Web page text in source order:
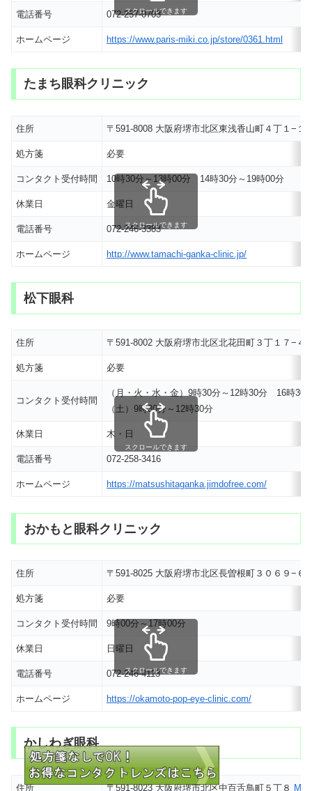
電話番号 072-257-0703
ホームページ https://www.paris-miki.co.jp/store/0361.html
スクロールできます
たまち眼科クリニック
住所 〒591-8008 大阪府堺市北区東浅香山町４丁１−
処方箋 必要
コンタクト受付時間 10時30分～13時00分 14時30分～19時00分
休業日 金曜日
電話番号 072-246-3383
ホームページ http://www.tamachi-ganka-clinic.jp/
スクロールできます
松下眼科
住所 〒591-8002 大阪府堺市北区北花田町３丁１７−４
処方箋 必要
コンタクト受付時間
（月・火・水・金）9時30分～12時30分 16時30
（土）9時30分～12時30分
休業日 木・日
電話番号 072-258-3416
ホームページ https://matsushitaganka.jimdofree.com/
スクロールできます
おかもと眼科クリニック
住所 〒591-8025 大阪府堺市北区長曽根町３０６９−６
処方箋 必要
コンタクト受付時間 9時00分～17時00分
休業日 日曜日
電話番号 072-246-4113
ホームページ https://okamoto-pop-eye-clinic.com/
スクロールできます
かしわぎ眼科
住所 〒591-8023 大阪府堺市北区中百舌鳥町５丁８